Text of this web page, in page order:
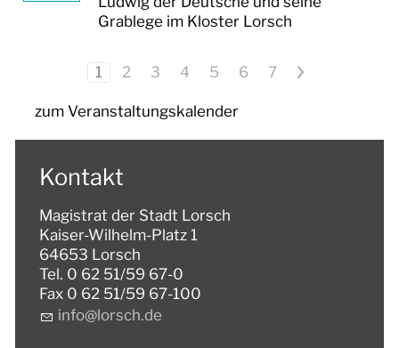
Grablege im Kloster Lorsch
1 2 3 4 5 6 7 >
zum Veranstaltungskalender
Kontakt
Magistrat der Stadt Lorsch
Kaiser-Wilhelm-Platz 1
64653 Lorsch
Tel. 0 62 51/59 67-0
Fax 0 62 51/59 67-100
nf
l rsch d